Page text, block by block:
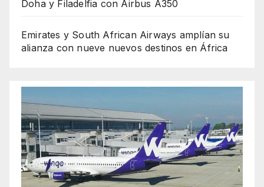
Doha y Filadelfia con Airbus A350
Emirates y South African Airways amplían su
alianza con nueve nuevos destinos en África